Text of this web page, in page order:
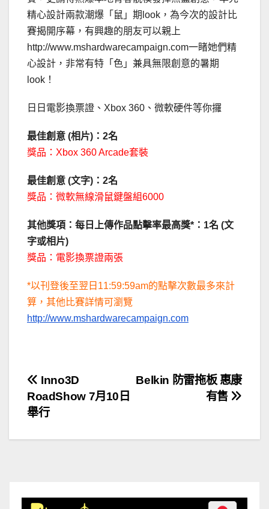
精心設計兩款潮爆「鼠」期look，為今次的設計比
賽揭開序幕，有興趣的朋友可以親上
http://www.mshardwarecampaign.com一睹她們精
心設計，非常有特「色」兼具無限創意的暑期
look！
日日電影換票證、Xbox 360、微軟硬件等你攞
最佳創意 (相片)：2名
獎品：Xbox 360 Arcade套裝
最佳創意 (文字)：2名
獎品：微軟無線滑鼠鍵盤組6000
其他獎項：每日上傳作品點擊率最高獎*：1名 (文
字或相片)
獎品：電影換票證兩張
*以刊登後至翌日11:59:59am的點擊次數最多來計
算，其他比賽詳情可瀏覽
http://www.mshardwarecampaign.com
文
章
導
Belkin 防雷拖板 惠康
有售
Inno3D
RoadShow 7月10日
舉行